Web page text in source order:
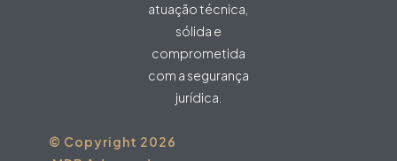
atuação técnica,
sólida e
comprometida
com a segurança
jurídica.
© Copyright 2026